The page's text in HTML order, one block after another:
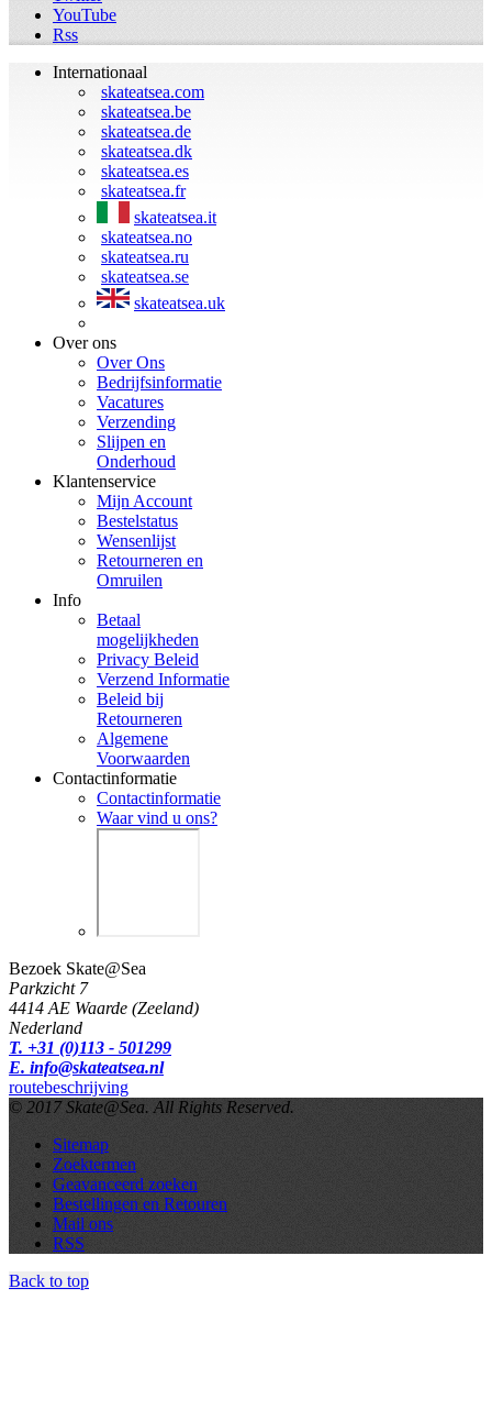
YouTube
Rss
Internationaal
skateatsea.com
skateatsea.be
skateatsea.de
skateatsea.dk
skateatsea.es
skateatsea.fr
skateatsea.it
skateatsea.no
skateatsea.ru
skateatsea.se
skateatsea.uk
Over ons
Over Ons
Bedrijfsinformatie
Vacatures
Verzending
Slijpen en
Onderhoud
Klantenservice
Mijn Account
Bestelstatus
Wensenlijst
Retourneren en
Omruilen
Info
Betaal
mogelijkheden
Privacy Beleid
Verzend Informatie
Beleid bij
Retourneren
Algemene
Voorwaarden
Contactinformatie
Contactinformatie
Waar vind u ons?
Bezoek Skate@Sea
Parkzicht 7
4414 AE Waarde (Zeeland)
Nederland
T. +31 (0)113 - 501299
E. info@skateatsea.nl
routebeschrijving
© 2017 Skate@Sea. All Rights Reserved.
Sitemap
Zoektermen
Geavanceerd zoeken
Bestellingen en Retouren
Mail ons
RSS
Back to top